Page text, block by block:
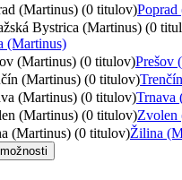
(Martinus) (0 titulov)Poprad
Bystrica (Martinus) (0
(Martinus)
(Martinus) (0 titulov)Prešov
(Martinus) (0 titulov)
(Martinus) (0 titulov)Trnava
(Martinus) (0 titulov)Zvolen
(Martinus) (0 titulov)Žilina